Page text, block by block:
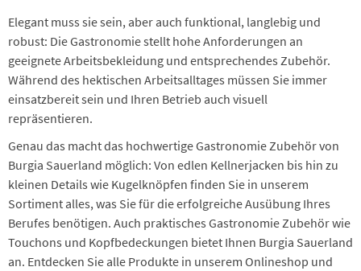
Elegant muss sie sein, aber auch funktional, langlebig und
robust: Die Gastronomie stellt hohe Anforderungen an
geeignete Arbeitsbekleidung und entsprechendes Zubehör.
Während des hektischen Arbeitsalltages müssen Sie immer
einsatzbereit sein und Ihren Betrieb auch visuell
repräsentieren.
Genau das macht das hochwertige Gastronomie Zubehör von
Burgia Sauerland möglich: Von edlen Kellnerjacken bis hin zu
kleinen Details wie Kugelknöpfen finden Sie in unserem
Sortiment alles, was Sie für die erfolgreiche Ausübung Ihres
Berufes benötigen. Auch praktisches Gastronomie Zubehör wie
Touchons und Kopfbedeckungen bietet Ihnen Burgia Sauerland
an. Entdecken Sie alle Produkte in unserem Onlineshop und